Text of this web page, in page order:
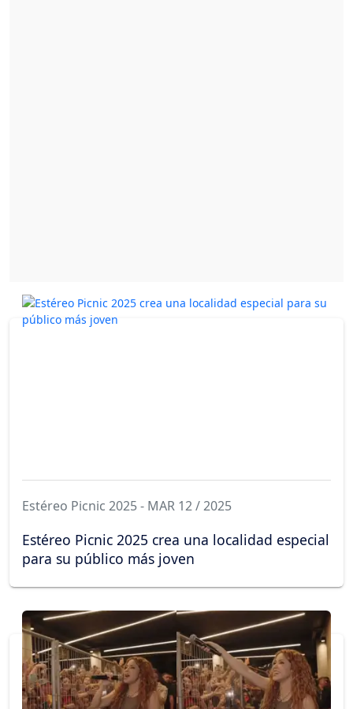
Estéreo Picnic 2025 - MAR 12 / 2025
Estéreo Picnic 2025 crea una localidad especial
para su público más joven